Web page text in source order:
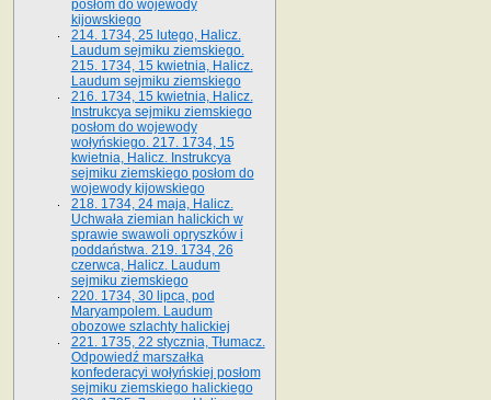
posłom do wojewody
kijowskiego
214. 1734, 25 lutego, Halicz.
Laudum sejmiku ziemskiego.
215. 1734, 15 kwietnia, Halicz.
Laudum sejmiku ziemskiego
216. 1734, 15 kwietnia, Halicz.
Instrukcya sejmiku ziemskiego
posłom do wojewody
wołyńskiego. 217. 1734, 15
kwietnia, Halicz. Instrukcya
sejmiku ziemskiego posłom do
wojewody kijowskiego
218. 1734, 24 maja, Halicz.
Uchwała ziemian halickich w
sprawie swawoli opryszków i
poddaństwa. 219. 1734, 26
czerwca, Halicz. Laudum
sejmiku ziemskiego
220. 1734, 30 lipca, pod
Maryampolem. Laudum
obozowe szlachty halickiej
221. 1735, 22 stycznia, Tłumacz.
Odpowiedź marszałka
konfederacyi wołyńskiej posłom
sejmiku ziemskiego halickiego